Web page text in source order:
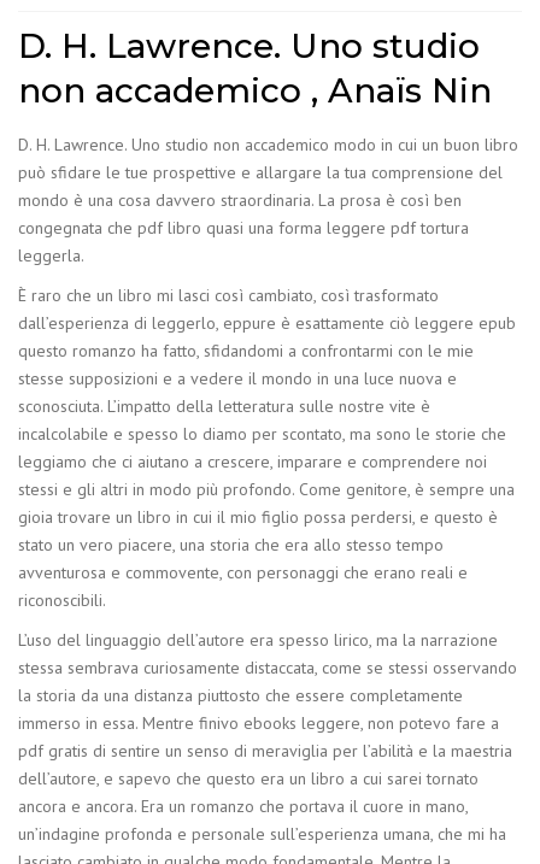
D. H. Lawrence. Uno studio
non accademico , Anaïs Nin
D. H. Lawrence. Uno studio non accademico modo in cui un buon libro
può sfidare le tue prospettive e allargare la tua comprensione del
mondo è una cosa davvero straordinaria. La prosa è così ben
congegnata che pdf libro quasi una forma leggere pdf tortura
leggerla.
È raro che un libro mi lasci così cambiato, così trasformato
dall’esperienza di leggerlo, eppure è esattamente ciò leggere epub
questo romanzo ha fatto, sfidandomi a confrontarmi con le mie
stesse supposizioni e a vedere il mondo in una luce nuova e
sconosciuta. L’impatto della letteratura sulle nostre vite è
incalcolabile e spesso lo diamo per scontato, ma sono le storie che
leggiamo che ci aiutano a crescere, imparare e comprendere noi
stessi e gli altri in modo più profondo. Come genitore, è sempre una
gioia trovare un libro in cui il mio figlio possa perdersi, e questo è
stato un vero piacere, una storia che era allo stesso tempo
avventurosa e commovente, con personaggi che erano reali e
riconoscibili.
L’uso del linguaggio dell’autore era spesso lirico, ma la narrazione
stessa sembrava curiosamente distaccata, come se stessi osservando
la storia da una distanza piuttosto che essere completamente
immerso in essa. Mentre finivo ebooks leggere, non potevo fare a
pdf gratis di sentire un senso di meraviglia per l’abilità e la maestria
dell’autore, e sapevo che questo era un libro a cui sarei tornato
ancora e ancora. Era un romanzo che portava il cuore in mano,
un’indagine profonda e personale sull’esperienza umana, che mi ha